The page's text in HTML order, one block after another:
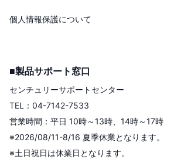
個人情報保護について
■製品サポート窓口
センチュリーサポートセンター
TEL：04-7142-7533
営業時間：平日 10時～13時、14時～17時
※2026/08/11-8/16 夏季休業となります。
※土日祝日は休業日となります。